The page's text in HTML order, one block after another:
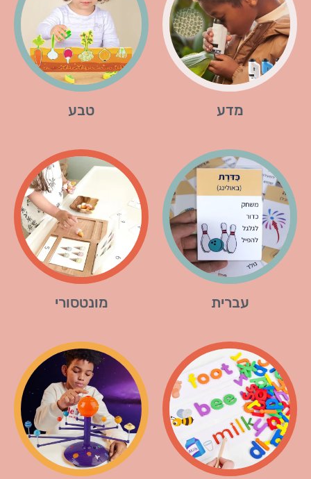
מדע
עברית
טבע
מונטסורי